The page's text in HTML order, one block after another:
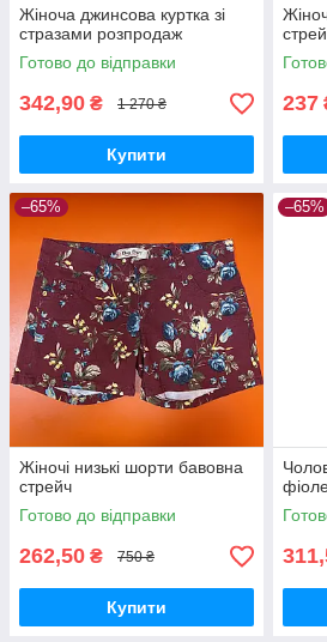
Жіноча джинсова куртка зі
стразами розпродаж
Готово до відправки
342,90 ₴ 1 270 ₴
Купити
237
–65%
Жіночі низькі шорти бавовна
стрейч
Готово до відправки
262,50 ₴ 750 ₴
Купити
–65%